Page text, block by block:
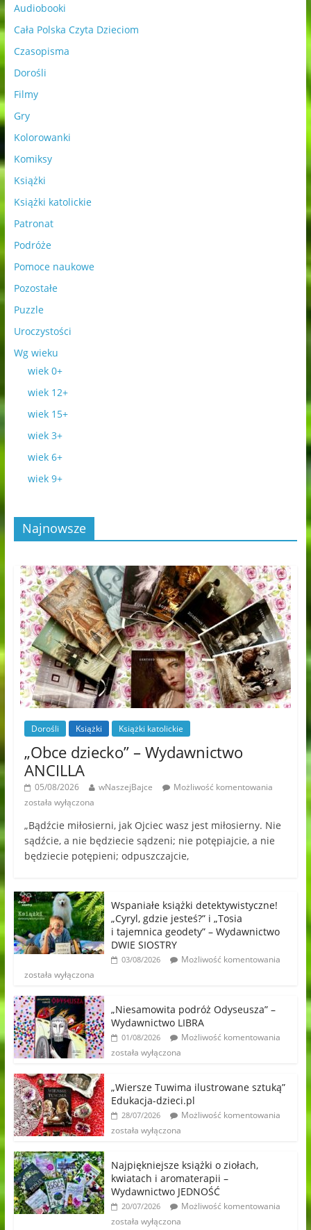
Audiobooki
Cała Polska Czyta Dzieciom
Czasopisma
Dorośli
Filmy
Gry
Kolorowanki
Komiksy
Książki
Książki katolickie
Patronat
Podróże
Pomoce naukowe
Pozostałe
Puzzle
Uroczystości
Wg wieku
wiek 0+
wiek 12+
wiek 15+
wiek 3+
wiek 6+
wiek 9+
Najnowsze
Dorośli Książki Książki katolickie
„Obce dziecko” – Wydawnictwo
ANCILLA
05/08/2026 wNaszejBajce
Możliwość komentowania
została wyłączona
„Bądźcie miłosierni, jak Ojciec wasz jest miłosierny. Nie
sądźcie, a nie będziecie sądzeni; nie potępiajcie, a nie
będziecie potępieni; odpuszczajcie,
Wspaniałe książki detektywistyczne!
„Cyryl, gdzie jesteś?” i „Tosia
i tajemnica geodety” – Wydawnictwo
DWIE SIOSTRY
03/08/2026
Możliwość komentowania
została wyłączona
„Niesamowita podróż Odyseusza” –
Wydawnictwo LIBRA
01/08/2026
Możliwość komentowania
została wyłączona
„Wiersze Tuwima ilustrowane sztuką”
Edukacja-dzieci.pl
28/07/2026
Możliwość komentowania
została wyłączona
Najpiękniejsze książki o ziołach,
kwiatach i aromaterapii –
Wydawnictwo JEDNOŚĆ
20/07/2026
Możliwość komentowania
została wyłączona